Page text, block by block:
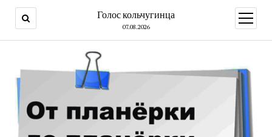
Голос кольчугинца
07.08.2026
меню